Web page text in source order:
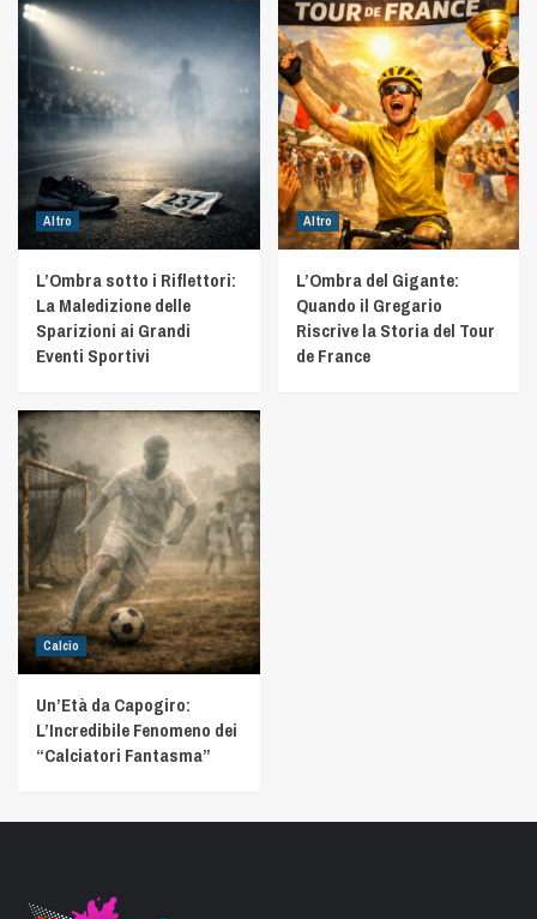
Altro
L’Ombra sotto i Riflettori:
La Maledizione delle
Sparizioni ai Grandi
Eventi Sportivi
Altro
L’Ombra del Gigante:
Quando il Gregario
Riscrive la Storia del Tour
de France
Calcio
Un’Età da Capogiro:
L’Incredibile Fenomeno dei
“Calciatori Fantasma”